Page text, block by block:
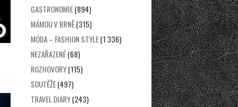
GASTRONOMIE(894)
MÁMOU V BRNĚ(315)
MÓDA – FASHION STYLE(1 336)
NEZAŘAZENÉ(68)
ROZHOVORY(115)
SOUTĚŽE(497)
TRAVEL DIARY(243)